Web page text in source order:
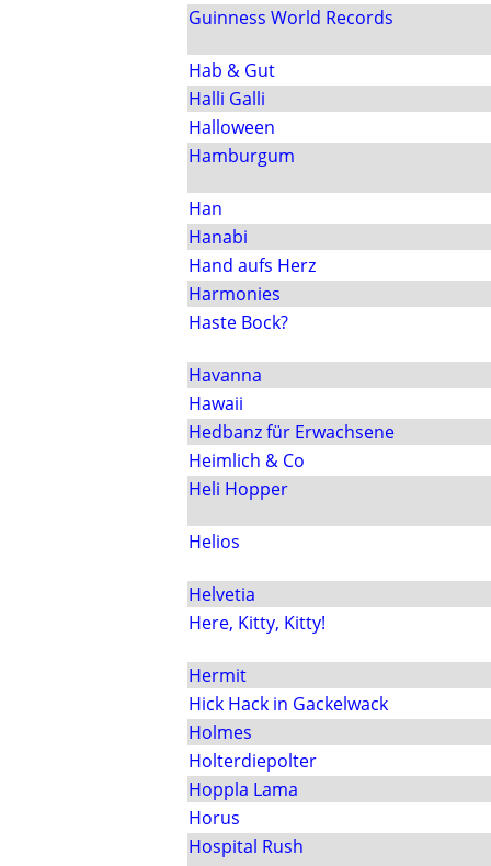
Guinness World Records
Hab & Gut
Halli Galli
Halloween
Hamburgum
Han
Hanabi
Hand aufs Herz
Harmonies
Haste Bock?
Havanna
Hawaii
Hedbanz für Erwachsene
Heimlich & Co
Heli Hopper
Helios
Helvetia
Here, Kitty, Kitty!
Hermit
Hick Hack in Gackelwack
Holmes
Holterdiepolter
Hoppla Lama
Horus
Hospital Rush